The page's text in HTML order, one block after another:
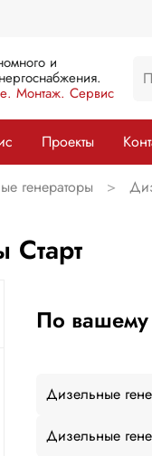
и
Монтаж. Сервис
Проекты
генераторы
Старт
По вашему
Дизельные
Дизельные